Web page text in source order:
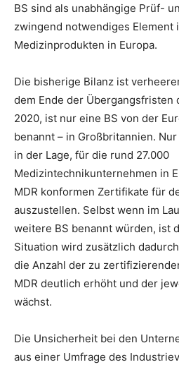
BS sind als unabhängige Prüf-
zwingend notwendiges Element
Medizinprodukten in Europa.
Die bisherige Bilanz ist
dem Ende der Übergangsfristen
2020, ist nur eine BS von der
benannt – in Großbritannien.
in der Lage, für die rund 27.000
Medizintechnikunternehmen in
MDR konformen Zertifikate für
auszustellen. Selbst wenn im
weitere BS benannt würden, ist
Situation wird zusätzlich
die Anzahl der zu
MDR deutlich erhöht und der
wächst.
Die Unsicherheit bei den
aus einer Umfrage des